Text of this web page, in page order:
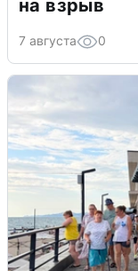
на взрыв
7 августа 0